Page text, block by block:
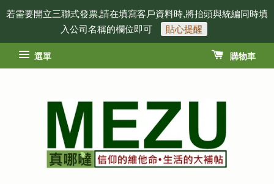
若需要開立三聯式發票,請在填寫客戶資料時,將抬頭與統編同時填
入公司名稱的欄位即可
貼心提醒
選單 購物車